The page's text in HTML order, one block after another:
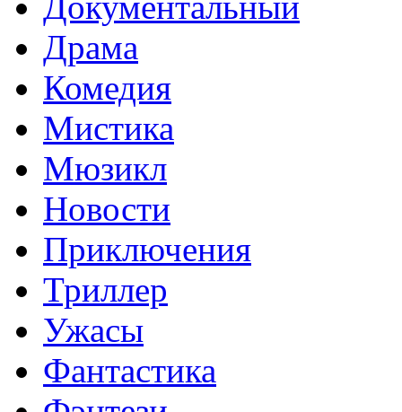
Драма
Комедия
Мистика
Мюзикл
Новости
Приключения
Триллер
Ужасы
Фантастика